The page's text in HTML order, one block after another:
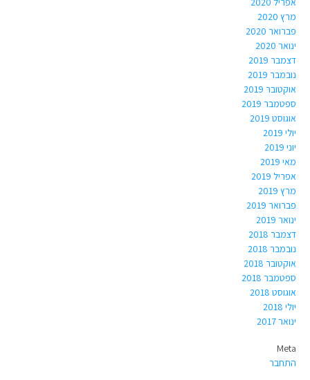
מרץ 2020
פברואר 2020
ינואר 2020
דצמבר 2019
נובמבר 2019
אוקטובר 2019
ספטמבר 2019
אוגוסט 2019
יולי 2019
יוני 2019
מאי 2019
אפריל 2019
מרץ 2019
פברואר 2019
ינואר 2019
דצמבר 2018
נובמבר 2018
אוקטובר 2018
ספטמבר 2018
אוגוסט 2018
יולי 2018
ינואר 2017
Meta
התחבר